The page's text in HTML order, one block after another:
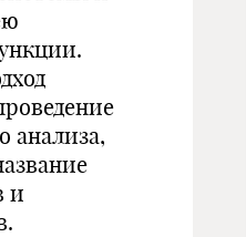
анализа,
и